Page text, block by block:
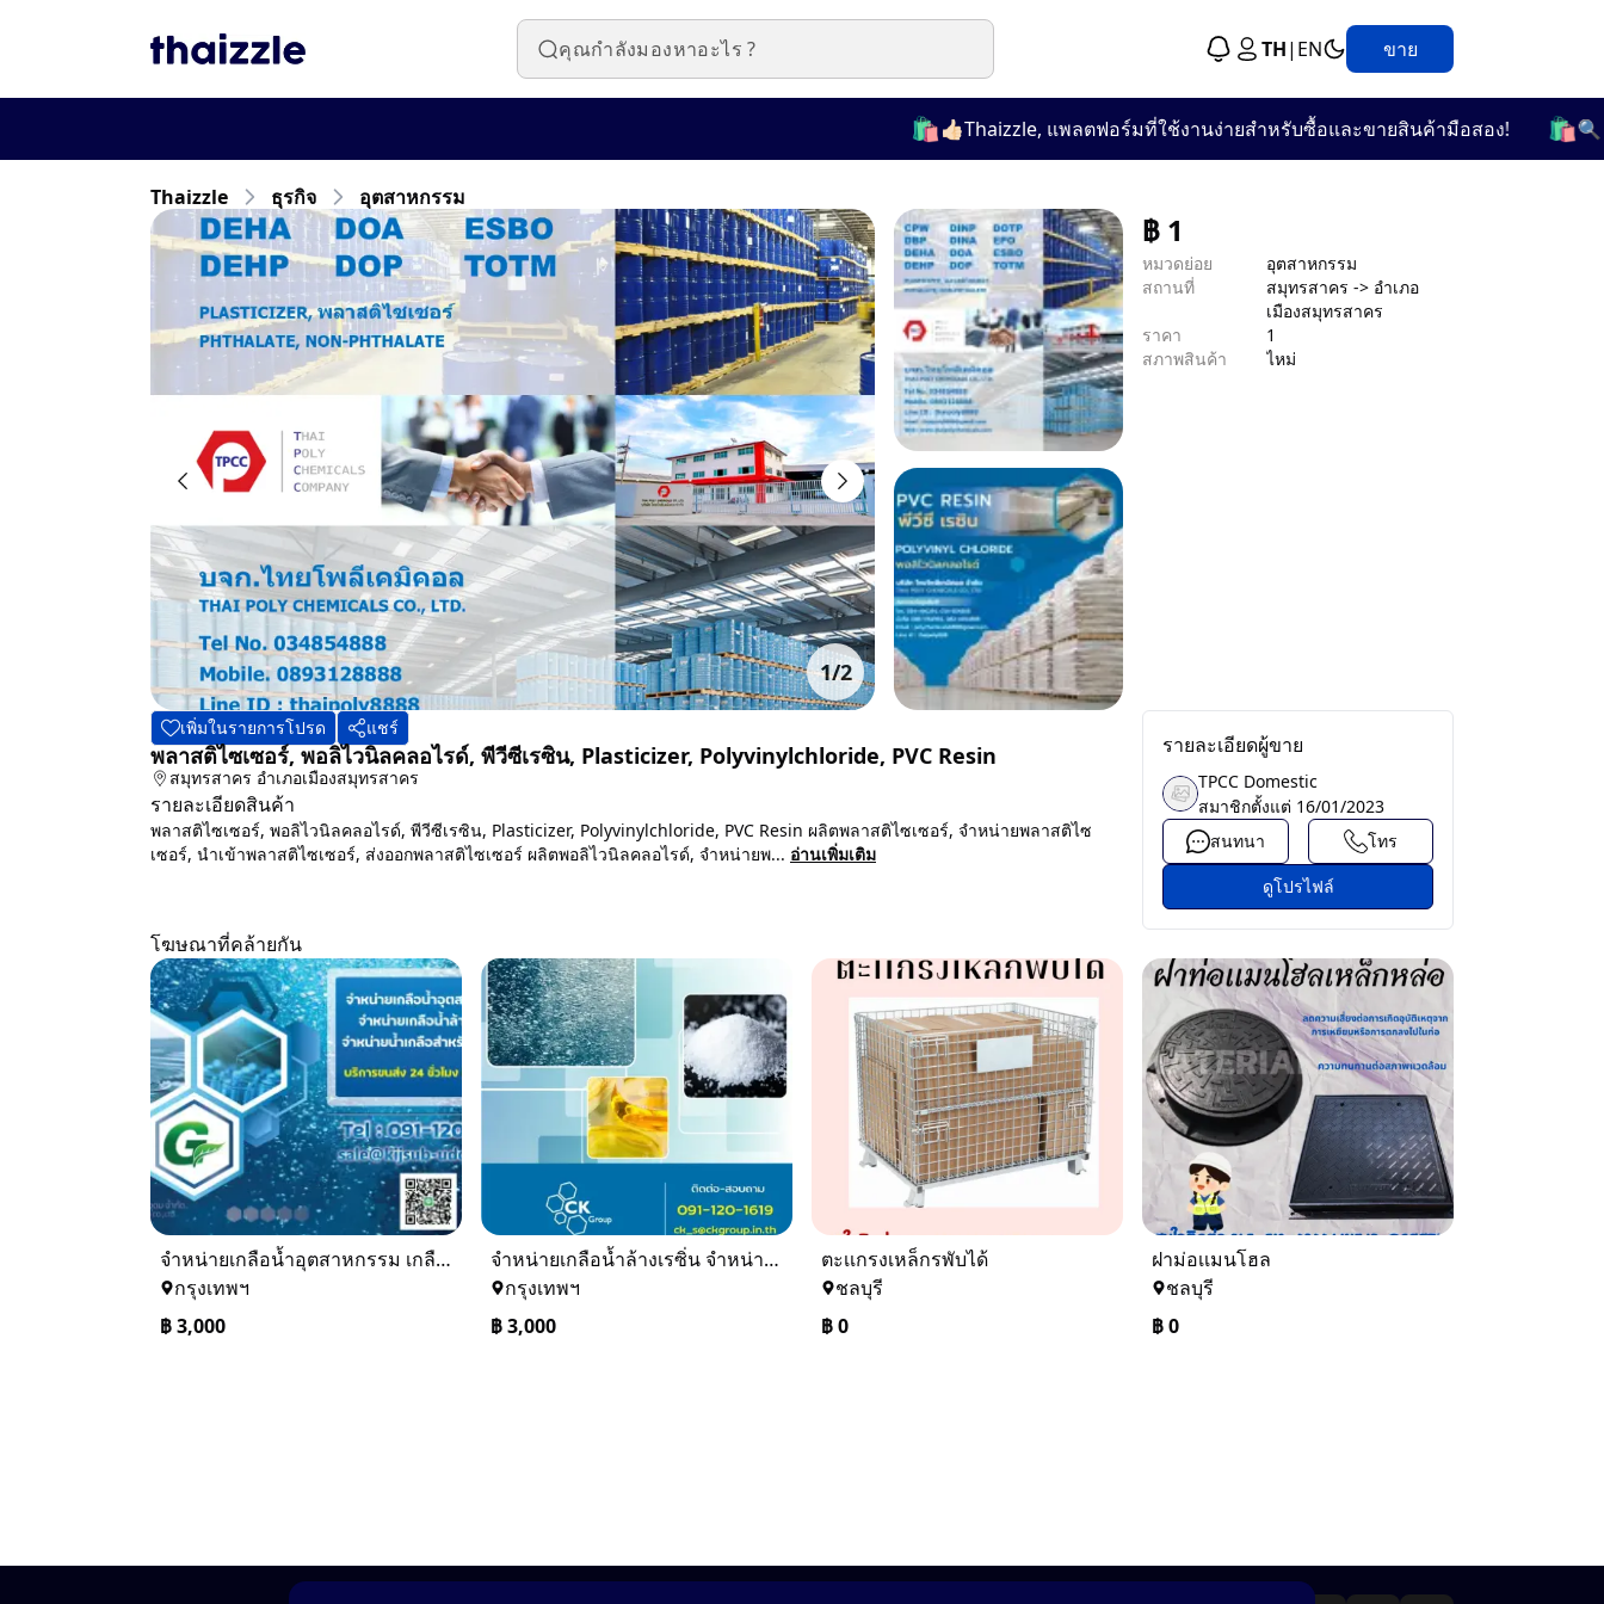
TH| EN ขาย
👍🏻Thaizzle, แพลตฟอร์มที่ใช้งานง่ายสำหรับซื้อและขายสินค้ามือสอง! 🛍️ 🔍 เลือ
Thaizzle ธุรกิจ อุตสาหกรรม
1/2
฿ 1
หมวดย่อย
อุตสาหกรรม
สถานที่
สมุทรสาคร -> อำเภอ
เมืองสมุทรสาคร
ราคา
1
สภาพสินค้า
ไหม่
เพิ่มในรายการโปรด แชร์
พลาสติไซเซอร์, พอลิไวนิลคลอไรด์, พีวีซีเรซิน, Plasticizer, Polyvinylchloride, PVC Resin
สมุทรสาคร อำเภอเมืองสมุทรสาคร
รายละเอียดสินค้า
พลาสติไซเซอร์, พอลิไวนิลคลอไรด์, พีวีซีเรซิน, Plasticizer, Polyvinylchloride, PVC Resin ผลิตพลาสติไซเซอร์, จำหน่ายพลาสติไซ
เซอร์, นำเข้าพลาสติไซเซอร์, ส่งออกพลาสติไซเซอร์ ผลิตพอลิไวนิลคลอไรด์, จำหน่ายพ... อ่านเพิ่มเติม
รายละเอียดผู้ขาย
TPCC Domestic
สมาชิกตั้งแต่ 16/01/2023
สนทนา
โทร
ดูโปรไฟล์
โฆษณาที่คล้ายกัน
จำหน่ายเกลือน้ำอุตสาหกรรม เกลือน้ำล้างเรซิ่น
กรุงเทพฯ
฿3,000
จำหน่ายเกลือน้ำล้างเรซิ่น จำหน่ายเกลือน้ำอุตสาหกรรม
กรุงเทพฯ
฿3,000
ตะเเกรงเหล็กรพับได้
ชลบุรี
฿0
ฝาม่อเเมนโฮล
ชลบุรี
฿0